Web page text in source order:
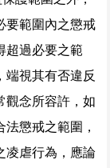
要範圍內之懲戒
超過必要之範
端視其有否違反
觀念所容許，如
懲戒之範圍，
凌虐行為，應論